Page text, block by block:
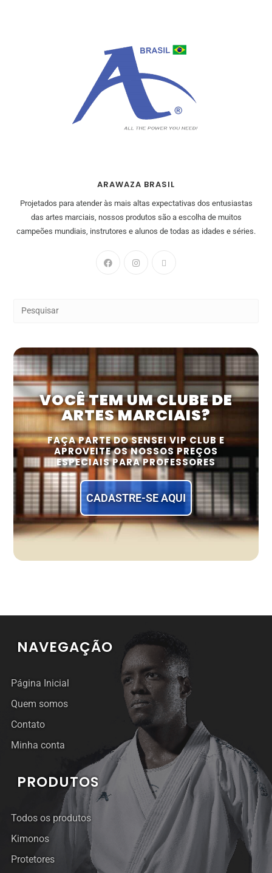
ARAWAZA BRASIL
Projetados para atender às mais altas expectativas dos entusiastas
das artes marciais, nossos produtos são a escolha de muitos
campeões mundiais, instrutores e alunos de todas as idades e séries.
VOCÊ TEM UM CLUBE DE
ARTES MARCIAIS?
FAÇA PARTE DO SENSEI VIP CLUB E
APROVEITE OS NOSSOS PREÇOS
ESPECIAIS PARA PROFESSORES
CADASTRE-SE AQUI
NAVEGAÇÃO
Página Inicial
Quem somos
Contato
Minha conta
PRODUTOS
Todos os produtos
Kimonos
Protetores